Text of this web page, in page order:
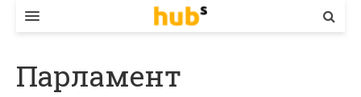
ЕКОНОМІКА
Парламент